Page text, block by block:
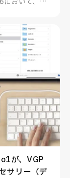
製品も部門賞
が、VGP
サリー（デ